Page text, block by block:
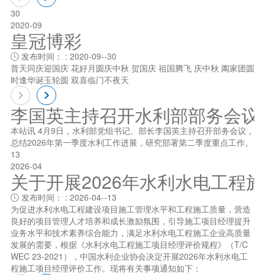
30
2020-09
皇冠博彩
发布时间： : 2020-09--30
普天同庆迎国庆 花好月圆庆中秋 贺国庆 祖国腾飞 庆中秋 阖家团圆
时逢华诞玉轮圆 双喜临门不夜天
李国英主持召开水利部部务会议
本站讯 4月9日，水利部党组书记、部长李国英主持召开部务会议，
总结2026年第一季度水利工作进展，研究部署第二季度重点工作。
13
2026-04
关于开展2026年水利水电工程
发布时间： : 2026-04--13
为促进水利水电工程建设项目施工管理水平和工程施工质量，营造
良好的项目管理人才培养和成长激励氛围，引导施工项目经理提升
业务水平和技术素养综合能力，满足水利水电工程施工企业高质量
发展的需要，根据《水利水电工程施工项目经理评价规程》（T/C
WEC 23-2021），中国水利企业协会决定开展2026年水利水电工
程施工项目经理评价工作。现将有关事项通知如下：